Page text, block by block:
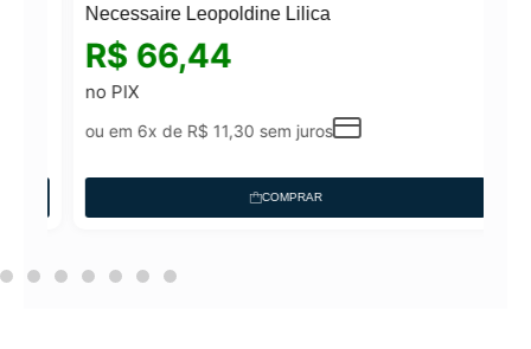
Necessaire Leopoldine Lilica
R$66,44
no PIX
ou em 6x deR$11,30sem juros
COMPRAR